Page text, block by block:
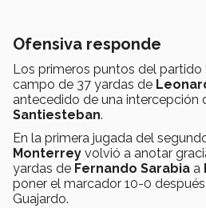
Ofensiva responde
Los primeros puntos del
campo de 37 yardas de
antecedido de una intercepción
Santiesteban.
En la primera jugada del
Monterrey volvió a anotar
yardas de Fernando Sarabia a
poner el marcador 10-0
Guajardo.